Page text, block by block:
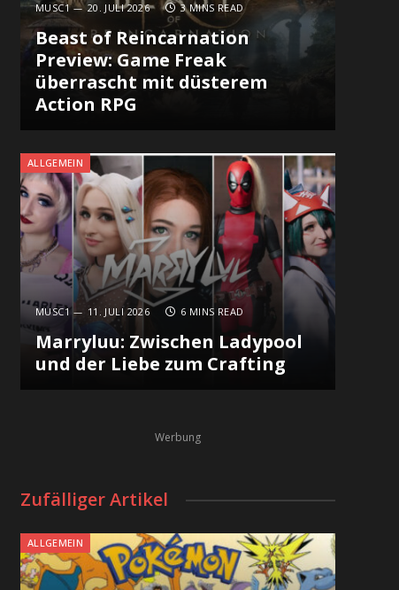
MUSC1 20. JULI 2026 3 MINS READ
Beast of Reincarnation
Preview: Game Freak
überrascht mit düsterem
Action RPG
ALLGEMEIN
MUSC1 11. JULI 2026 6 MINS READ
Marryluu: Zwischen Ladypool
und der Liebe zum Crafting
Werbung
Zufälliger Artikel
ALLGEMEIN